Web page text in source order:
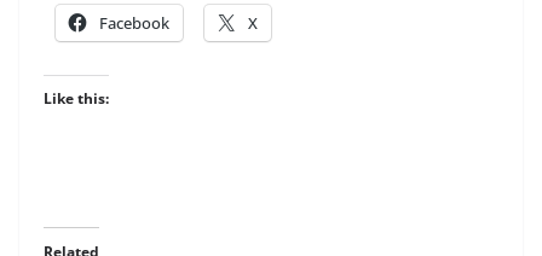
Facebook X
Like this: